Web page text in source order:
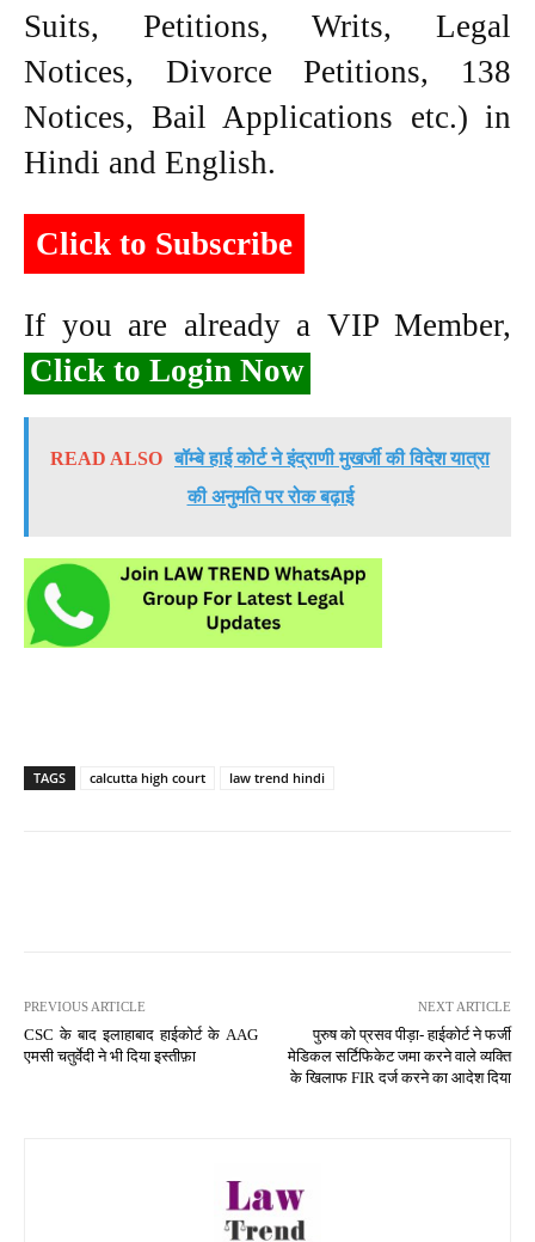
Suits, Petitions, Writs, Legal
Notices, Divorce Petitions, 138
Notices, Bail Applications etc.) in
Hindi and English.
Click to Subscribe
If you are already a VIP Member,
Click to Login Now
READ ALSO बॉम्बे हाई कोर्ट ने इंद्राणी मुखर्जी की विदेश यात्रा
की अनुमति पर रोक बढ़ाई
TAGS calcutta high court law trend hindi
PREVIOUS ARTICLE
CSC के बाद इलाहाबाद हाईकोर्ट के AAG
एमसी चतुर्वेदी ने भी दिया इस्तीफ़ा
NEXT ARTICLE
पुरुष को प्रसव पीड़ा- हाईकोर्ट ने फर्जी
मेडिकल सर्टिफिकेट जमा करने वाले व्यक्ति
के खिलाफ FIR दर्ज करने का आदेश दिया